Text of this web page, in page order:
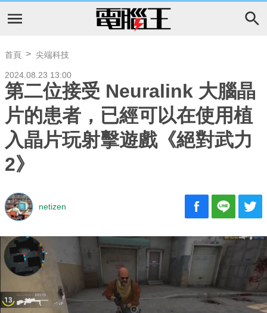
首頁 尖端科技
2024.08.23 13:00
第二位接受 Neuralink 大腦晶
片的患者，已經可以在使用植
入晶片玩射擊遊戲《絕對武力
2》
netizen